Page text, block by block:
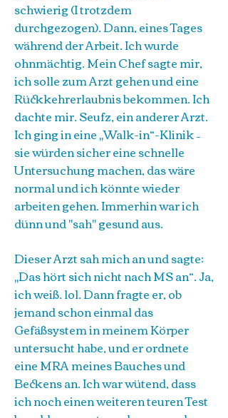
schwierig (I trotzdem
durchgezogen). Dann, eines Tages
während der Arbeit. Ich wurde
ohnmächtig. Mein Chef sagte mir,
ich solle zum Arzt gehen und eine
Rückkehrerlaubnis bekommen. Ich
dachte mir. Seufz, ein anderer Arzt.
Ich ging in eine „Walk-in“-Klinik –
sie würden sicher eine schnelle
Untersuchung machen, das wäre
normal und ich könnte wieder
arbeiten gehen. Immerhin war ich
dünn und "sah" gesund aus.
Dieser Arzt sah mich an und sagte:
„Das hört sich nicht nach MS an“. Ja,
ich weiß. lol. Dann fragte er, ob
jemand schon einmal das
Gefäßsystem in meinem Körper
untersucht habe, und er ordnete
eine MRA meines Bauches und
Beckens an. Ich war wütend, dass
ich noch einen weiteren teuren Test